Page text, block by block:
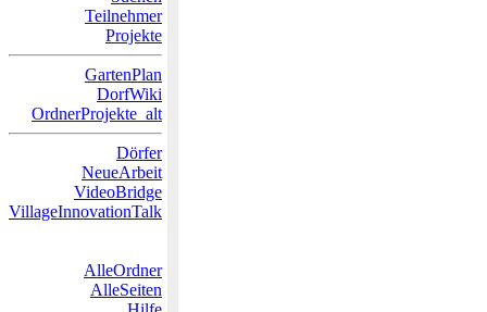
Teilnehmer
Projekte
GartenPlan
DorfWiki
OrdnerProjekte_alt
Dörfer
NeueArbeit
VideoBridge
VillageInnovationTalk
AlleOrdner
AlleSeiten